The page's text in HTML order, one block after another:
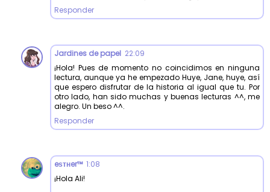
Responder
Jardines de papel 22:09
¡Hola! Pues de momento no coincidimos en ninguna
lectura, aunque ya he empezado Huye, Jane, huye, así
que espero disfrutar de la historia al igual que tu. Por
otro lado, han sido muchas y buenas lecturas ^^, me
alegro. Un beso ^^.
Responder
eѕтнer™ 1:08
¡Hola Ali!